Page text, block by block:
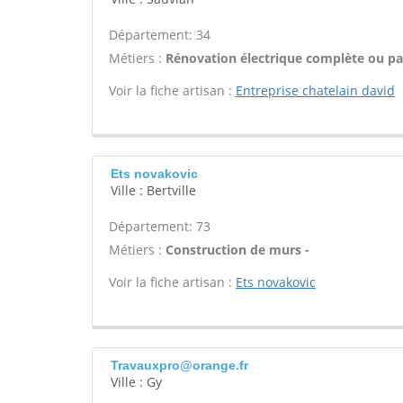
Département: 34
Métiers : Rénovation électrique complète ou
Voir la fiche artisan : Entreprise chatelain david
Ets novakovic
Ville : Bertville
Département: 73
Métiers : Construction de murs -
Voir la fiche artisan : Ets novakovic
Travauxpro@orange.fr
Ville : Gy